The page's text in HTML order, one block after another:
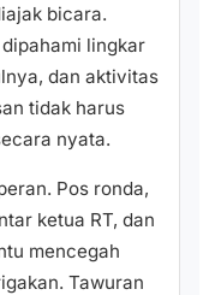
bicara.
lingkar
dan aktivitas
tidak harus
nyata.
Pos ronda,
ketua RT, dan
mencegah
Tawuran